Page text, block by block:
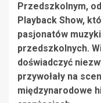
Przedszkolnym,
Playback Show,
pasjonatów
przedszkolnych.
doświadczyć
przywołały na
międzynarodowe